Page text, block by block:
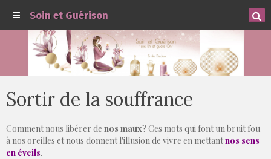
Soin et Guérison
Sortir de la souffrance
Comment nous libérer de nos maux? Ces mots qui font un bruit fou
à nos oreilles et nous donnent l'illusion de vivre en mettantnos sens
en éveils.